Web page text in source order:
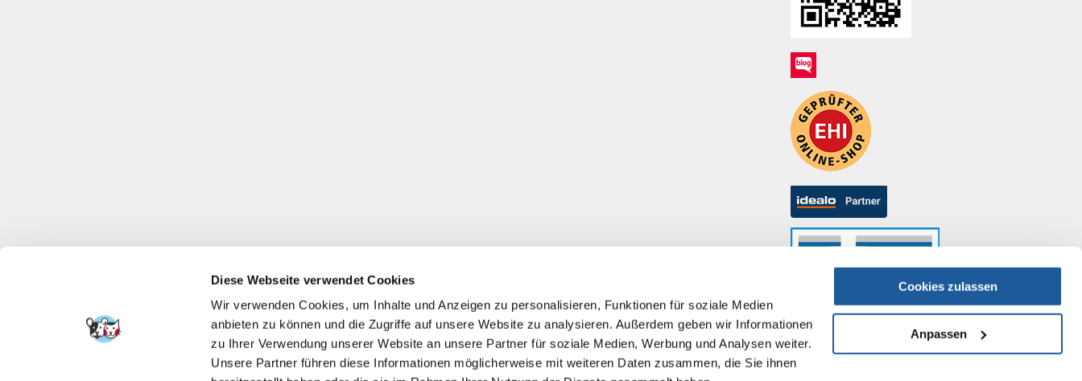
Diese Webseite verwendet Cookies
Wir verwenden Cookies, um Inhalte und Anzeigen zu personalisieren, Funktionen für soziale Medien
anbieten zu können und die Zugriffe auf unsere Website zu analysieren. Außerdem geben wir Informationen
zu Ihrer Verwendung unserer Website an unsere Partner für soziale Medien, Werbung und Analysen weiter.
Unsere Partner führen diese Informationen möglicherweise mit weiteren Daten zusammen, die Sie ihnen
Cookies zulassen
Anpassen